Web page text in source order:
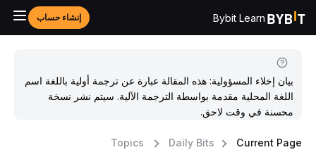
Bybit Learn إنشاء حساب
بيان إخلاء المسؤولية: هذه المقالة عبارة عن ترجمة أولية باللغة اسم
اللغة المحلية مقدمة بواسطة الترجمة الآلية. سيتم نشر نسخة
محسنة في وقت لاحق.
Topics Daily Bits Current